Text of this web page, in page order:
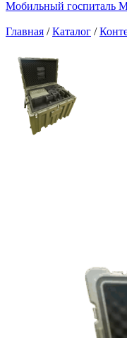
Мобильный госпиталь
Главная / Каталог /